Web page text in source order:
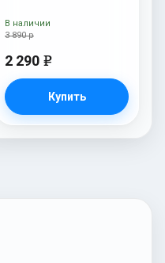
3 890 р
2 290 e
Купить
В наличии